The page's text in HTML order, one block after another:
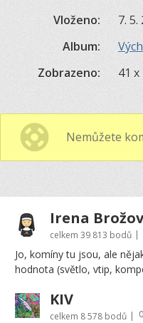
Vloženo:
7. 5.
Album:
Zobrazeno:
41 x
Nemůžete
Irena
celkem 39 813 bodů |
Jo, komíny tu jsou, ale
hodnota (světlo, vtip,
KIV
celkem 8 578 bodů |